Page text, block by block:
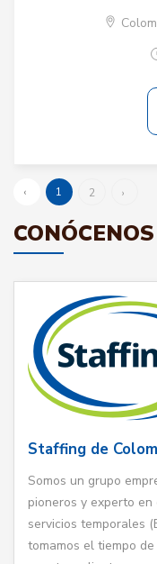
‹ 1 2 ›
CONÓCENOS
Staffing de
Somos un grupo
pioneros y experto
servicios temporales
tomamos el tiempo